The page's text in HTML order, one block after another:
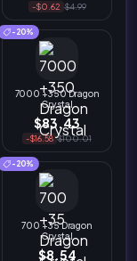
-$0.62 $4.99
-20%
7000 +350 Dragon
Crystal
$83.43
-$16.58 $100.01
-20%
700 +35 Dragon
Crystal
$8.54